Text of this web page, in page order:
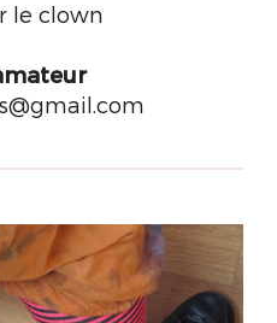
le clown